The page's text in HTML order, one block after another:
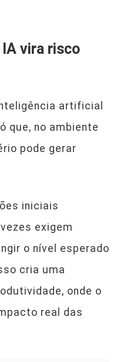
IA vira risco
artificial
que, no ambiente
pode gerar
iniciais
exigem
o nível esperado
cria uma
onde o
real das